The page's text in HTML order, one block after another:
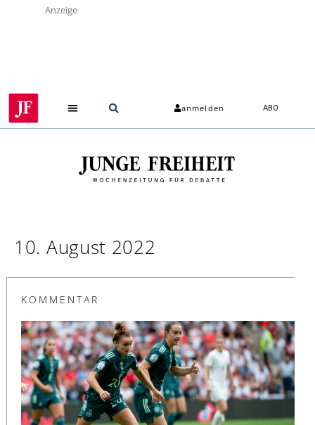
Anzeige
anmelden ABO
10. August 2022
KOMMENTAR